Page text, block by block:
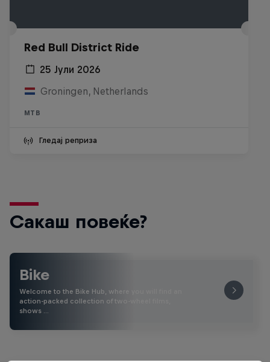
Red Bull District Ride
25 Јули 2026
Groningen, Netherlands
MTB
Гледај реприза
Сакаш повеќе?
Bike
Welcome to the Bike Hub, where you will find an
action-packed collection of two-wheel films,
shows …